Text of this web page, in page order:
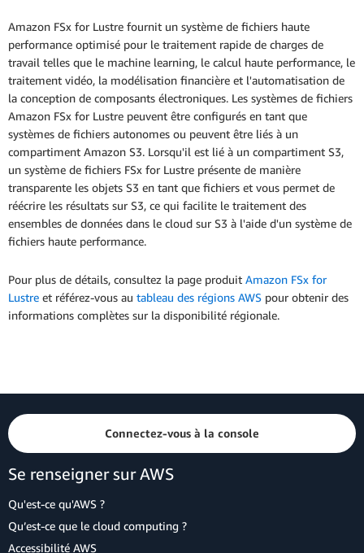
Amazon FSx for Lustre fournit un système de fichiers haute
performance optimisé pour le traitement rapide de charges de
travail telles que le machine learning, le calcul haute performance, le
traitement vidéo, la modélisation financière et l'automatisation de
la conception de composants électroniques. Les systèmes de fichiers
Amazon FSx for Lustre peuvent être configurés en tant que
systèmes de fichiers autonomes ou peuvent être liés à un
compartiment Amazon S3. Lorsqu'il est lié à un compartiment S3,
un système de fichiers FSx for Lustre présente de manière
transparente les objets S3 en tant que fichiers et vous permet de
réécrire les résultats sur S3, ce qui facilite le traitement des
ensembles de données dans le cloud sur S3 à l'aide d'un système de
fichiers haute performance.
Pour plus de détails, consultez la page produit Amazon FSx for
Lustre et référez-vous au tableau des régions AWS pour obtenir des
informations complètes sur la disponibilité régionale.
Connectez-vous à la console
Se renseigner sur AWS
Qu'est-ce qu'AWS ?
Qu’est-ce que le cloud computing ?
Accessibilité AWS